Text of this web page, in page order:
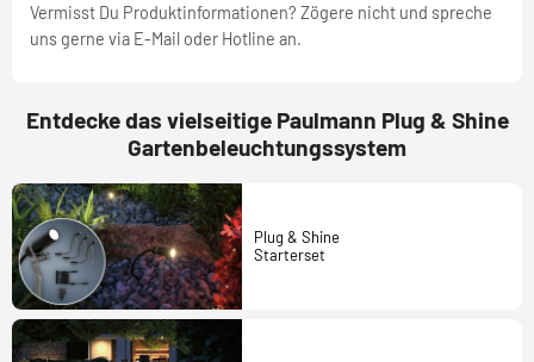
Entdecke das vielseitige Paulmann Plug & Shine
Gartenbeleuchtungssystem
Plug & Shine
Starterset
Vermisst Du Produktinformationen? Zögere nicht und spreche
uns gerne via E-Mail oder Hotline an.